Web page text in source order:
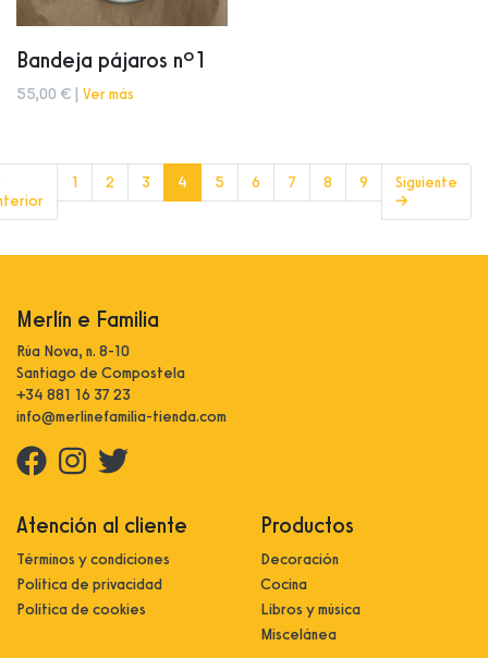
Bandeja pájaros nº1
55,00 € | Ver más
1 2 3 4 (current)
5 6 7 8 9
Siguiente
→
Merlín e Familia
Rúa Nova, n. 8-10
Santiago de Compostela
+34 881 16 37 23
info@merlinefamilia-tienda.com
Atención al cliente
Términos y condiciones
Política de privacidad
Política de cookies
Productos
Decoración
Cocina
Libros y música
Miscelánea